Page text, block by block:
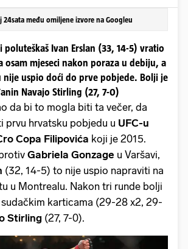
24sata među omiljene izvore na Googleu
poluteškaš Ivan Erslan (33, 14-5) vratio
osam mjeseci nakon poraza u debiju, a
nije uspio doći do prve pobjede. Bolji je
Navajo Stirling (27, 7-0)
da bi to mogla biti ta večer, da
prvu hrvatsku pobjedu u UFC-u
Copa Filipovića koji je 2015.
Gabriela Gonzage u Varšavi,
(32, 14-5) to nije uspio napraviti na
u Montrealu. Nakon tri runde bolji
sudačkim karticama (29-28 x2, 29-
Stirling (27, 7-0).